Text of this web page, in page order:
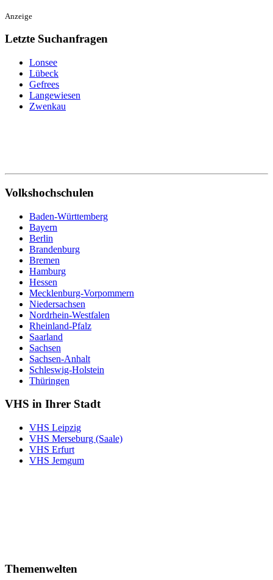
Anzeige
Letzte Suchanfragen
Lonsee
Lübeck
Gefrees
Langewiesen
Zwenkau
Volkshochschulen
Baden-Württemberg
Bayern
Berlin
Brandenburg
Bremen
Hamburg
Hessen
Mecklenburg-Vorpommern
Niedersachsen
Nordrhein-Westfalen
Rheinland-Pfalz
Saarland
Sachsen
Sachsen-Anhalt
Schleswig-Holstein
Thüringen
VHS in Ihrer Stadt
VHS Leipzig
VHS Merseburg (Saale)
VHS Erfurt
VHS Jemgum
Themenwelten